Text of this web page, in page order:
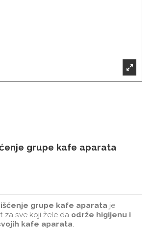
grupe kafe aparata
grupe kafe aparata je
za sve koji žele da održe higijenu i
kafe aparata.